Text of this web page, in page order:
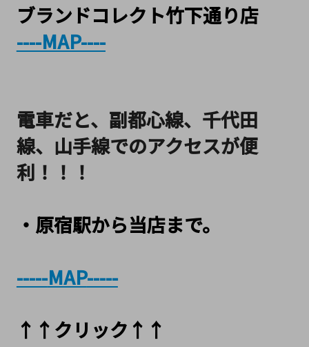
ブランドコレクト竹下通り店
----MAP----
電車だと、 副都心線、千代田
線、山手線でのアクセスが便
利！！！
・原宿駅から当店まで。
-----MAP-----
↑↑クリック↑↑